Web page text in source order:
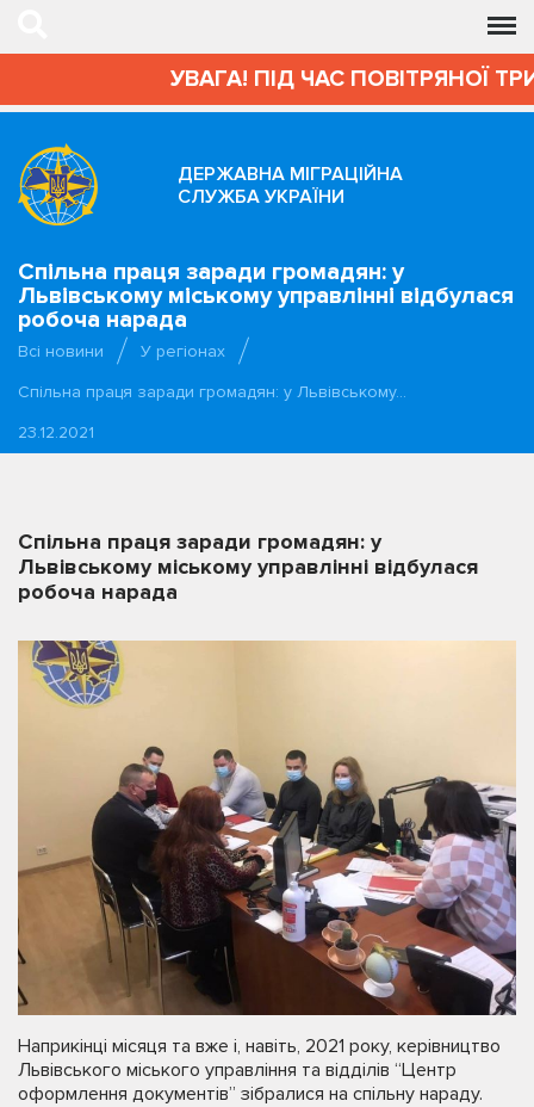
УВАГА! ПІД ЧАС ПОВІТРЯНОЇ
ДЕРЖАВНА МІГРАЦІЙНА
СЛУЖБА УКРАЇНИ
Спільна праця заради громадян: у
Львівському міському управлінні відбулася
робоча нарада
Всі новини
У регіонах
Спільна праця заради громадян: у Львівському…
23.12.2021
Спільна праця заради громадян: у
Львівському міському управлінні відбулася
робоча нарада
Наприкінці місяця та вже і, навіть, 2021 року, керівництво
Львівського міського управління та відділів “Центр
оформлення документів” зібралися на спільну нараду.